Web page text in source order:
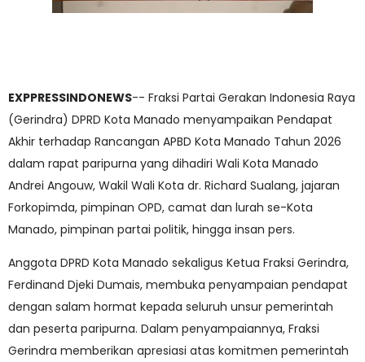
EXPPRESSINDONEWS-- Fraksi Partai Gerakan Indonesia Raya
(Gerindra) DPRD Kota Manado menyampaikan Pendapat
Akhir terhadap Rancangan APBD Kota Manado Tahun 2026
dalam rapat paripurna yang dihadiri Wali Kota Manado
Andrei Angouw, Wakil Wali Kota dr. Richard Sualang, jajaran
Forkopimda, pimpinan OPD, camat dan lurah se-Kota
Manado, pimpinan partai politik, hingga insan pers.
Anggota DPRD Kota Manado sekaligus Ketua Fraksi Gerindra,
Ferdinand Djeki Dumais, membuka penyampaian pendapat
dengan salam hormat kepada seluruh unsur pemerintah
dan peserta paripurna. Dalam penyampaiannya, Fraksi
Gerindra memberikan apresiasi atas komitmen pemerintah